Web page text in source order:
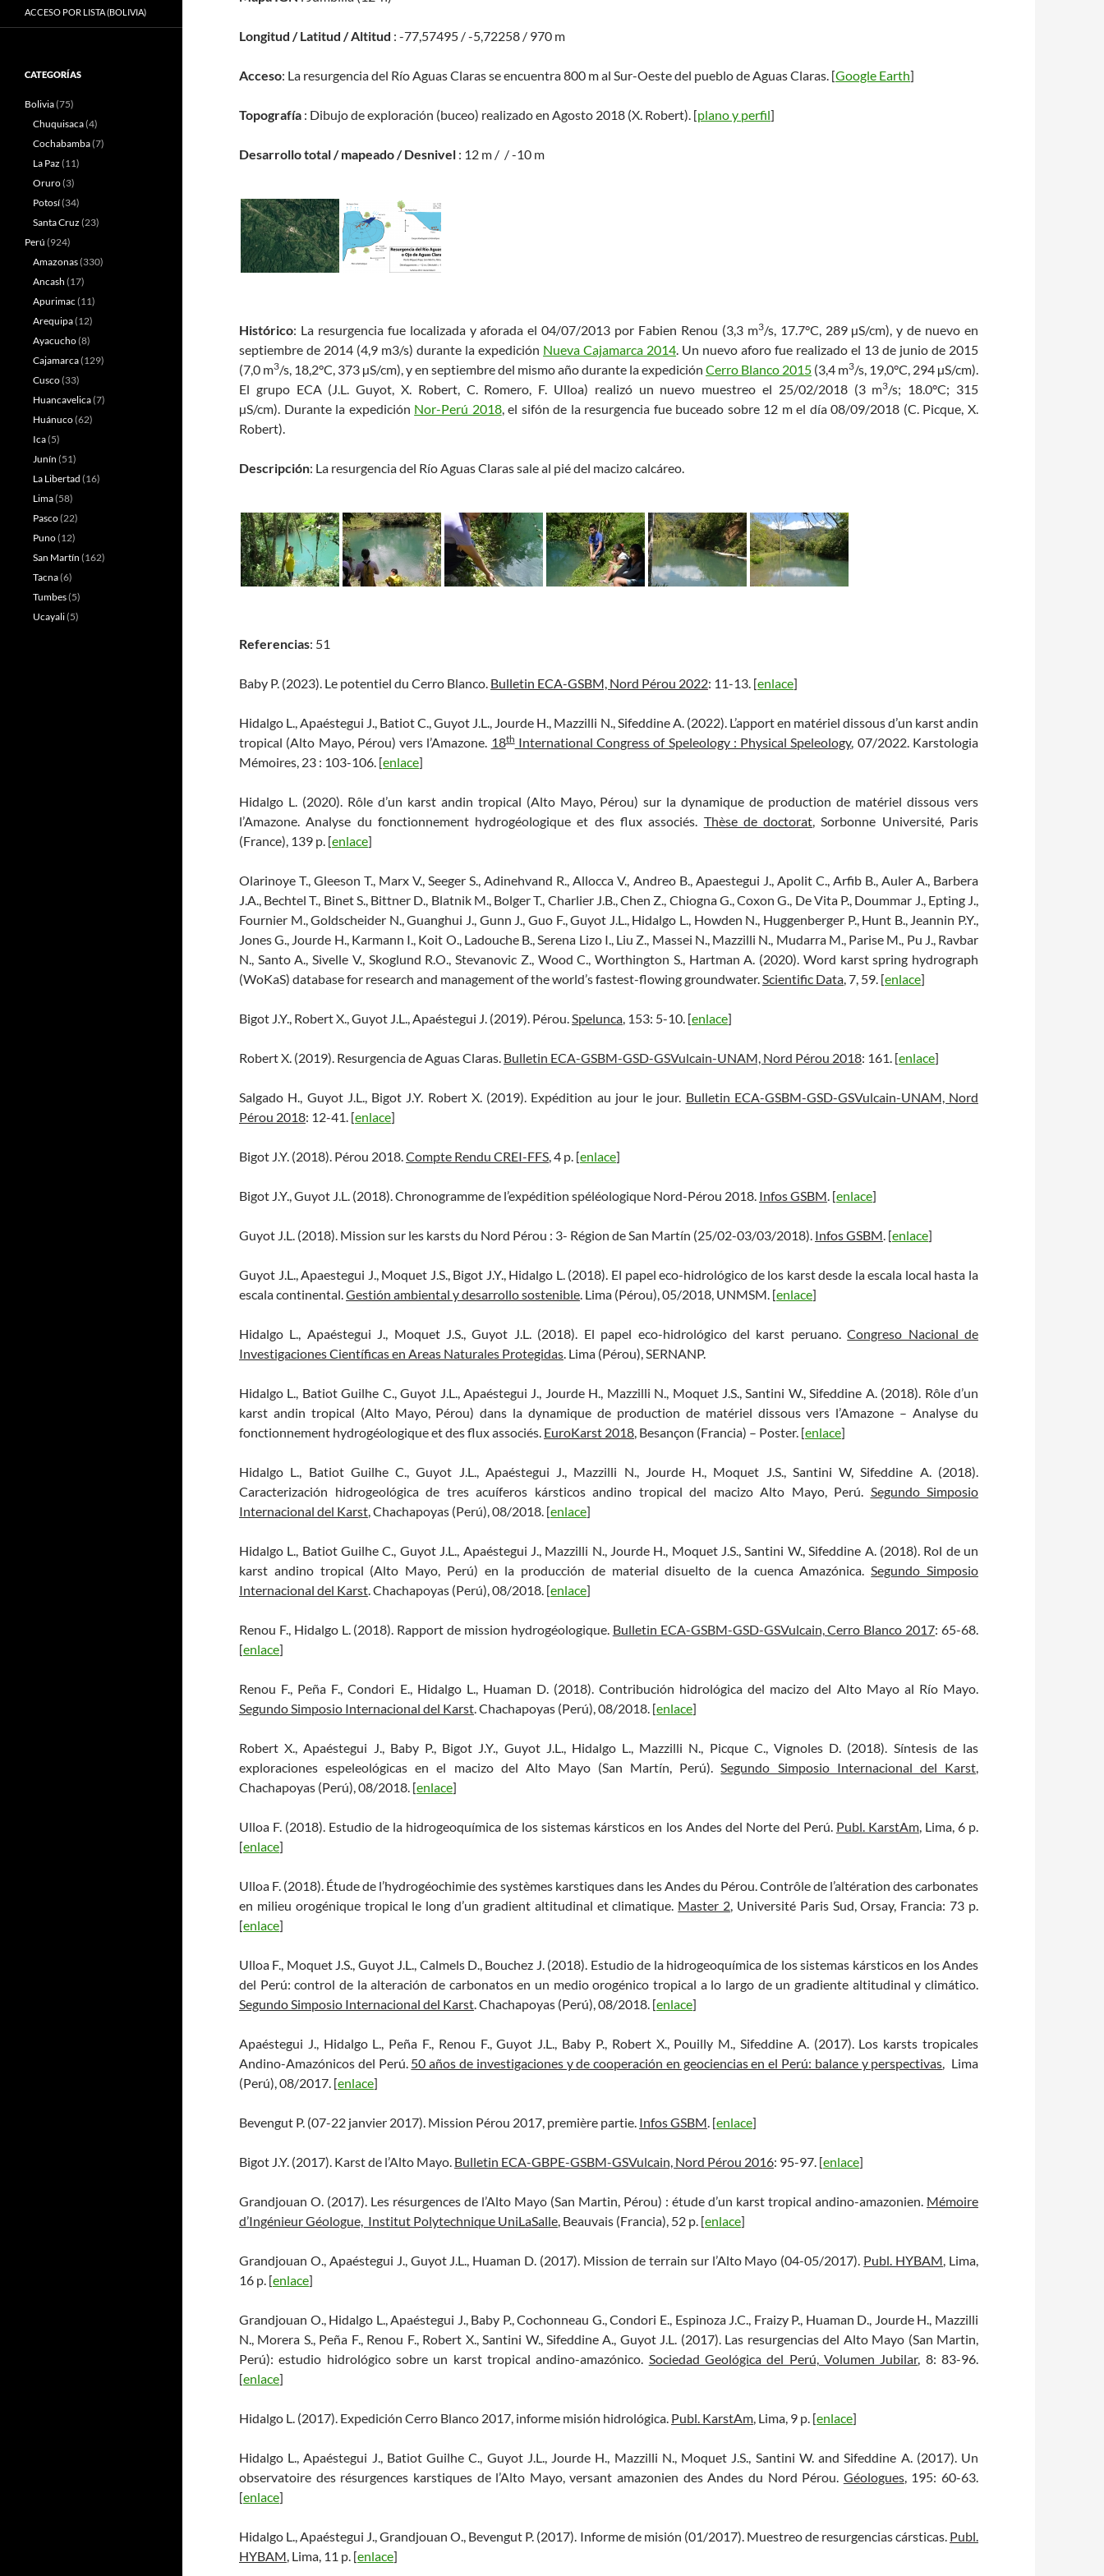
Longitud / Latitud / Altitud : -77,57495 / -5,72258 / 970 m
Acceso: La resurgencia del Río Aguas Claras se encuentra 800 m al Sur-Oeste del pueblo de Aguas Claras. [Google Earth]
Topografía : Dibujo de exploración (buceo) realizado en Agosto 2018 (X. Robert). [plano y perfil]
Desarrollo total / mapeado / Desnivel : 12 m / / -10 m
Histórico: La resurgencia fue localizada y aforada el 04/07/2013 por Fabien Renou (3,3 m3/s, 17.7°C, 289 µS/cm), y de nuevo en
septiembre de 2014 (4,9 m3/s) durante la expedición Nueva Cajamarca 2014. Un nuevo aforo fue realizado el 13 de junio de 2015
(7,0 m3/s, 18,2°C, 373 µS/cm), y en septiembre del mismo año durante la expedición Cerro Blanco 2015 (3,4 m3/s, 19,0°C, 294 µS/cm).
El grupo ECA (J.L. Guyot, X. Robert, C. Romero, F. Ulloa) realizó un nuevo muestreo el 25/02/2018 (3 m3/s; 18.0°C; 315
µS/cm). Durante la expedición Nor-Perú 2018, el sifón de la resurgencia fue buceado sobre 12 m el día 08/09/2018 (C. Picque, X.
Robert).
Descripción: La resurgencia del Río Aguas Claras sale al pié del macizo calcáreo.
Referencias: 51
Baby P. (2023). Le potentiel du Cerro Blanco. Bulletin ECA-GSBM, Nord Pérou 2022: 11-13. [enlace]
Hidalgo L., Apaéstegui J., Batiot C., Guyot J.L., Jourde H., Mazzilli N., Sifeddine A. (2022). L’apport en matériel dissous d’un karst andin
tropical (Alto Mayo, Pérou) vers l’Amazone. 18thInternational Congress of Speleology : Physical Speleology, 07/2022. Karstologia
Mémoires, 23 : 103-106. [enlace]
Hidalgo L. (2020). Rôle d’un karst andin tropical (Alto Mayo, Pérou) sur la dynamique de production de matériel dissous vers
l’Amazone. Analyse du fonctionnement hydrogéologique et des flux associés. Thèse de doctorat, Sorbonne Université, Paris
(France), 139 p. [enlace]
Olarinoye T., Gleeson T., Marx V., Seeger S., Adinehvand R., Allocca V., Andreo B., Apaestegui J., Apolit C., Arfib B., Auler A., Barbera
J.A., Bechtel T., Binet S., Bittner D., Blatnik M., Bolger T., Charlier J.B., Chen Z., Chiogna G., Coxon G., De Vita P., Doummar J., Epting J.,
Fournier M., Goldscheider N., Guanghui J., Gunn J., Guo F., Guyot J.L., Hidalgo L., Howden N., Huggenberger P., Hunt B., Jeannin P.Y.,
Jones G., Jourde H., Karmann I., Koit O., Ladouche B., Serena Lizo I., Liu Z., Massei N., Mazzilli N., Mudarra M., Parise M., Pu J., Ravbar
N., Santo A., Sivelle V., Skoglund R.O., Stevanovic Z., Wood C., Worthington S., Hartman A. (2020). Word karst spring hydrograph
(WoKaS) database for research and management of the world’s fastest-flowing groundwater.Scientific Data, 7, 59. [enlace]
Bigot J.Y., Robert X., Guyot J.L., Apaéstegui J. (2019). Pérou.Spelunca, 153: 5-10. [enlace]
Robert X. (2019). Resurgencia de Aguas Claras. Bulletin ECA-GSBM-GSD-GSVulcain-UNAM, Nord Pérou 2018: 161. [enlace]
Salgado H., Guyot J.L., Bigot J.Y. Robert X. (2019). Expédition au jour le jour. Bulletin ECA-GSBM-GSD-GSVulcain-UNAM, Nord
Pérou 2018: 12-41. [enlace]
Bigot J.Y. (2018). Pérou 2018.Compte Rendu CREI-FFS, 4 p. [enlace]
Bigot J.Y., Guyot J.L. (2018). Chronogramme de l’expédition spéléologique Nord-Pérou 2018. Infos GSBM. [enlace]
Guyot J.L. (2018). Mission sur les karsts du Nord Pérou : 3- Région de San Martín (25/02-03/03/2018). Infos GSBM. [enlace]
Guyot J.L., Apaestegui J., Moquet J.S., Bigot J.Y., Hidalgo L. (2018). El papel eco-hidrológico de los karst desde la escala local hasta la
escala continental.Gestión ambiental y desarrollo sostenible. Lima (Pérou), 05/2018, UNMSM. [enlace]
Hidalgo L., Apaéstegui J., Moquet J.S., Guyot J.L. (2018). El papel eco-hidrológico del karst peruano.Congreso Nacional de
Investigaciones Científicas en Areas Naturales Protegidas. Lima (Pérou), SERNANP.
Hidalgo L., Batiot Guilhe C., Guyot J.L., Apaéstegui J., Jourde H., Mazzilli N., Moquet J.S., Santini W., Sifeddine A. (2018). Rôle d’un
karst andin tropical (Alto Mayo, Pérou) dans la dynamique de production de matériel dissous vers l’Amazone – Analyse du
fonctionnement hydrogéologique et des flux associés. EuroKarst 2018, Besançon (Francia) – Poster. [enlace]
Hidalgo L., Batiot Guilhe C., Guyot J.L., Apaéstegui J., Mazzilli N., Jourde H., Moquet J.S., Santini W, Sifeddine A. (2018).
Caracterización hidrogeológica de tres acuíferos kársticos andino tropical del macizo Alto Mayo, Perú. Segundo Simposio
Internacional del Karst, Chachapoyas (Perú), 08/2018. [enlace]
Hidalgo L., Batiot Guilhe C., Guyot J.L., Apaéstegui J., Mazzilli N., Jourde H., Moquet J.S., Santini W., Sifeddine A. (2018). Rol de un
karst andino tropical (Alto Mayo, Perú) en la producción de material disuelto de la cuenca Amazónica.Segundo Simposio
Internacional del Karst. Chachapoyas (Perú), 08/2018. [enlace]
Renou F., Hidalgo L. (2018). Rapport de mission hydrogéologique. Bulletin ECA-GSBM-GSD-GSVulcain, Cerro Blanco 2017: 65-68.
[enlace]
Renou F., Peña F., Condori E., Hidalgo L., Huaman D. (2018). Contribución hidrológica del macizo del Alto Mayo al Río Mayo.
Segundo Simposio Internacional del Karst. Chachapoyas (Perú), 08/2018. [enlace]
Robert X., Apaéstegui J., Baby P., Bigot J.Y., Guyot J.L., Hidalgo L., Mazzilli N., Picque C., Vignoles D. (2018). Síntesis de las
exploraciones espeleológicas en el macizo del Alto Mayo (San Martín, Perú).Segundo Simposio Internacional del Karst,
Chachapoyas (Perú), 08/2018. [enlace]
Ulloa F. (2018). Estudio de la hidrogeoquímica de los sistemas kársticos en los Andes del Norte del Perú. Publ. KarstAm, Lima, 6 p.
[enlace]
Ulloa F. (2018). Étude de l’hydrogéochimie des systèmes karstiques dans les Andes du Pérou. Contrôle de l’altération des carbonates
en milieu orogénique tropical le long d’un gradient altitudinal et climatique. Master 2, Université Paris Sud, Orsay, Francia: 73 p.
[enlace]
Ulloa F., Moquet J.S., Guyot J.L., Calmels D., Bouchez J. (2018). Estudio de la hidrogeoquímica de los sistemas kársticos en los Andes
del Perú: control de la alteración de carbonatos en un medio orogénico tropical a lo largo de un gradiente altitudinal y climático.
Segundo Simposio Internacional del Karst. Chachapoyas (Perú), 08/2018. [enlace]
Apaéstegui J., Hidalgo L., Peña F., Renou F., Guyot J.L., Baby P., Robert X., Pouilly M., Sifeddine A. (2017). Los karsts tropicales
Andino-Amazónicos del Perú. 50 años de investigaciones y de cooperación en geociencias en el Perú: balance y perspectivas, Lima
(Perú), 08/2017. [enlace]
Bevengut P. (07-22 janvier 2017). Mission Pérou 2017, première partie. Infos GSBM. [enlace]
Bigot J.Y. (2017). Karst de l’Alto Mayo. Bulletin ECA-GBPE-GSBM-GSVulcain, Nord Pérou 2016: 95-97. [enlace]
Grandjouan O. (2017). Les résurgences de l’Alto Mayo (San Martin, Pérou) : étude d’un karst tropical andino-amazonien. Mémoire
d’Ingénieur Géologue, Institut Polytechnique UniLaSalle, Beauvais (Francia), 52 p. [enlace]
Grandjouan O., Apaéstegui J., Guyot J.L., Huaman D. (2017). Mission de terrain sur l’Alto Mayo (04-05/2017). Publ. HYBAM, Lima,
16 p. [enlace]
Grandjouan O., Hidalgo L., Apaéstegui J., Baby P., Cochonneau G., Condori E., Espinoza J.C., Fraizy P., Huaman D., Jourde H., Mazzilli
N., Morera S., Peña F., Renou F., Robert X., Santini W., Sifeddine A., Guyot J.L. (2017). Las resurgencias del Alto Mayo (San Martin,
Perú): estudio hidrológico sobre un karst tropical andino-amazónico. Sociedad Geológica del Perú, Volumen Jubilar, 8: 83-96.
[enlace]
Hidalgo L. (2017). Expedición Cerro Blanco 2017, informe misión hidrológica. Publ. KarstAm, Lima, 9 p. [enlace]
Hidalgo L., Apaéstegui J., Batiot Guilhe C., Guyot J.L., Jourde H., Mazzilli N., Moquet J.S., Santini W. and Sifeddine A. (2017). Un
observatoire des résurgences karstiques de l’Alto Mayo, versant amazonien des Andes du Nord Pérou. Géologues, 195: 60-63.
[enlace]
Hidalgo L., Apaéstegui J., Grandjouan O., Bevengut P. (2017). Informe de misión (01/2017). Muestreo de resurgencias cársticas. Publ.
HYBAM, Lima, 11 p. [enlace]
ACCESO POR LISTA (BOLIVIA)
CATEGORÍAS
Bolivia(75)
Chuquisaca(4)
Cochabamba(7)
La Paz (11)
Oruro(3)
Potosí(34)
Santa Cruz (23)
Perú (924)
Amazonas(330)
Ancash (17)
Apurimac (11)
Arequipa(12)
Ayacucho(8)
Cajamarca(129)
Cusco(33)
Huancavelica(7)
Huánuco(62)
Ica(5)
Junín (51)
La Libertad (16)
Lima(58)
Pasco(22)
Puno(12)
San Martín (162)
Tacna(6)
Tumbes(5)
Ucayali(5)